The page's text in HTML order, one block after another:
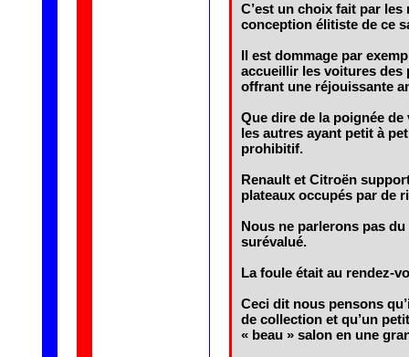
C’est un choix fait par
conception élitiste de ce
Il est dommage par
accueillir les voitures des
offrant une réjouissante
Que dire de la poignée de
les autres ayant petit à
prohibitif.
Renault et Citroën
plateaux occupés par de
Nous ne parlerons pas
surévalué.
La foule était au rendez-
Ceci dit nous pensons
de collection et qu’un
« beau » salon en une